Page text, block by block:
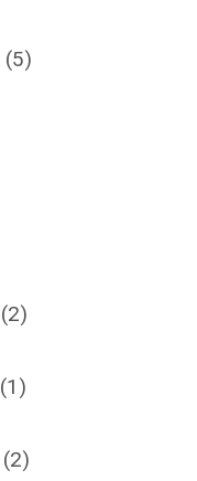
(5)
(2)
(1)
(2)